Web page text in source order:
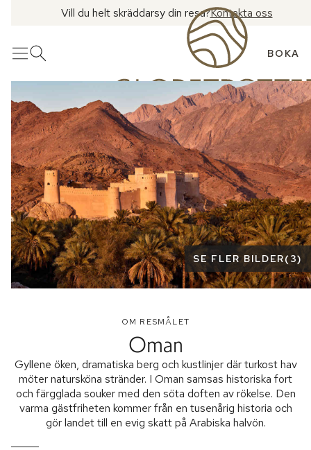
Vill du helt skräddarsy din resa?Kontakta oss
MenyÖppna sök BOKA
Se fler bilder
SE FLER BILDER(3)
OM RESMÅLET
Oman
Gyllene öken, dramatiska berg och kustlinjer där turkost hav
möter natursköna stränder. I Oman samsas historiska fort
och färgglada souker med den söta doften av rökelse. Den
varma gästfriheten kommer från en tusenårig historia och
gör landet till en evig skatt på Arabiska halvön.